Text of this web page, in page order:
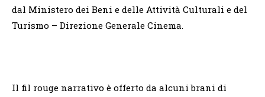
dal Ministero dei Beni e delle Attività Culturali e del
Turismo – Direzione Generale Cinema.
Il fil rouge narrativo è offerto da alcuni brani di